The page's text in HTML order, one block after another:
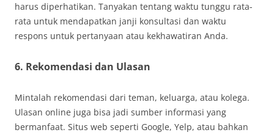
harus diperhatikan. Tanyakan tentang waktu tunggu rata-
rata untuk mendapatkan janji konsultasi dan waktu
respons untuk pertanyaan atau kekhawatiran Anda.
6. Rekomendasi dan Ulasan
Mintalah rekomendasi dari teman, keluarga, atau kolega.
Ulasan online juga bisa jadi sumber informasi yang
bermanfaat. Situs web seperti Google, Yelp, atau bahkan